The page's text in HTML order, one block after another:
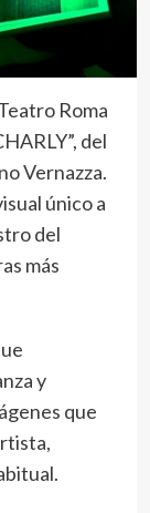
Roma
del
Vernazza.
único a
del
más
y
que